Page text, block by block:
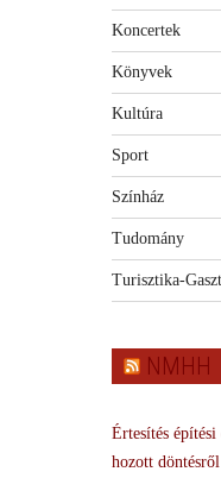
Koncertek
Könyvek
Kultúra
Sport
Színház
Tudomány
Turisztika-
NMHH
Értesítés építési
hozott